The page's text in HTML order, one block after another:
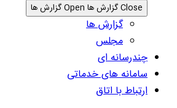
Close گزارش ها Open گزارش ها
گزارش ها
مجلس
چندرسانه ای
سامانه های خدماتی
ارتباط با اتاق